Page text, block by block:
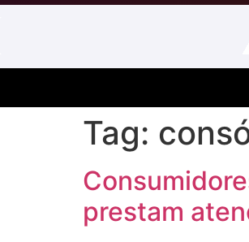
Tag:
prestam